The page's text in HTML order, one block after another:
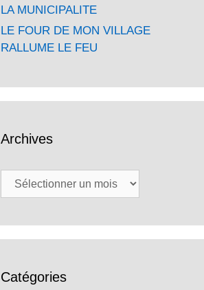
LA MUNICIPALITE
LE FOUR DE MON VILLAGE
RALLUME LE FEU
Archives
Archives
Catégories